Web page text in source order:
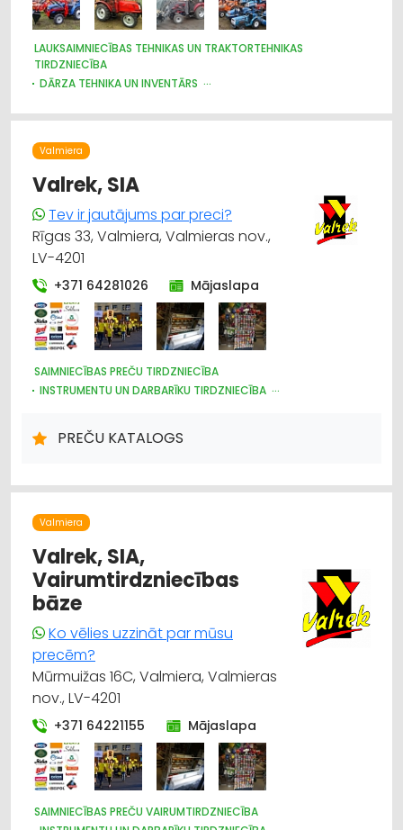
LAUKSAIMNIECĪBAS TEHNIKAS UN TRAKTORTEHNIKAS
TIRDZNIECĪBA
DĀRZA TEHNIKA UN INVENTĀRS
LABOŠANA, REMONTS
DAĻAS
Valmiera
Valrek, SIA
Tev ir jautājums par preci?
Rīgas 33, Valmiera, Valmieras nov.,
LV-4201
+371 64281026 Mājaslapa
SAIMNIECĪBAS PREČU TIRDZNIECĪBA
INSTRUMENTU UN DARBARĪKU TIRDZNIECĪBA
UN APAVI; TIRDZNIECĪBA
PREČU KATALOGS
Valmiera
Valrek, SIA,
Vairumtirdzniecības
bāze
Ko vēlies uzzināt par mūsu
precēm?
Mūrmuižas 16C, Valmiera, Valmieras
nov., LV-4201
+371 64221155 Mājaslapa
SAIMNIECĪBAS PREČU VAIRUMTIRDZNIECĪBA